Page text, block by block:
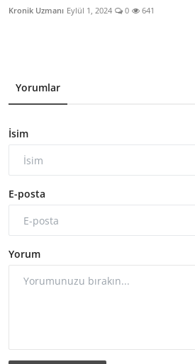
Kronik Uzmanı Eylül 1, 2024 0 641
Yorumlar
İsim
E-posta
Yorum